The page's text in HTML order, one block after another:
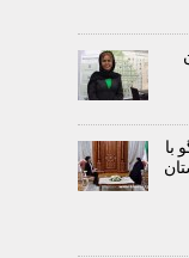
با